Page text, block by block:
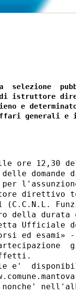
selezione
istruttore
e
ore 12,30
direttivo
1 (C.C.N.L.
della
Ufficiale
ed
e'
nonche'